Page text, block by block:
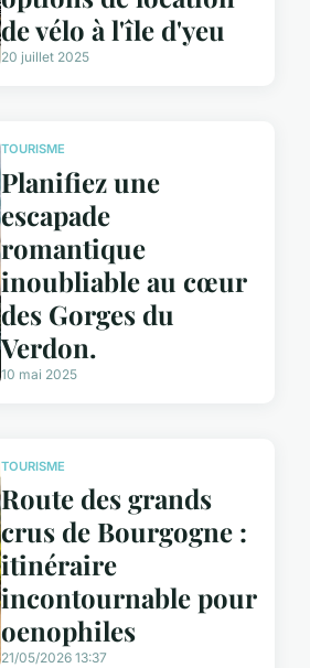
de vélo à l'île d'yeu
20 juillet 2025
TOURISME
Planifiez une
escapade
romantique
inoubliable au cœur
des Gorges du
Verdon.
10 mai 2025
TOURISME
Route des grands
crus de Bourgogne :
itinéraire
incontournable pour
oenophiles
21/05/2026 13:37